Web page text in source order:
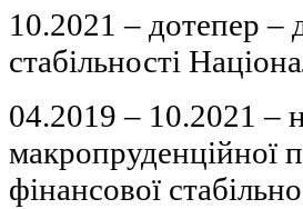
10.2021 – дотепер –
стабільності
04.2019 – 10.2021 –
макропруденційної
фінансової